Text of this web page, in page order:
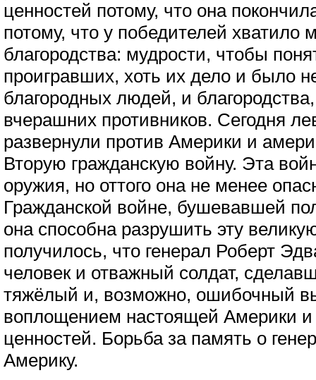
ценностей потому, что она
потому, что у победителей хватило
благородства: мудрости, чтобы
проигравших, хоть их дело и было
благородных людей, и
вчерашних противников. Сегодня
развернули против Америки и
Вторую гражданскую войну. Эта
оружия, но оттого она не менее
Гражданской войне, бушевавшей
она способна разрушить эту
получилось, что генерал Роберт
человек и отважный солдат,
тяжёлый и, возможно, ошибочный
воплощением настоящей Америки и
ценностей. Борьба за память о
Америку.